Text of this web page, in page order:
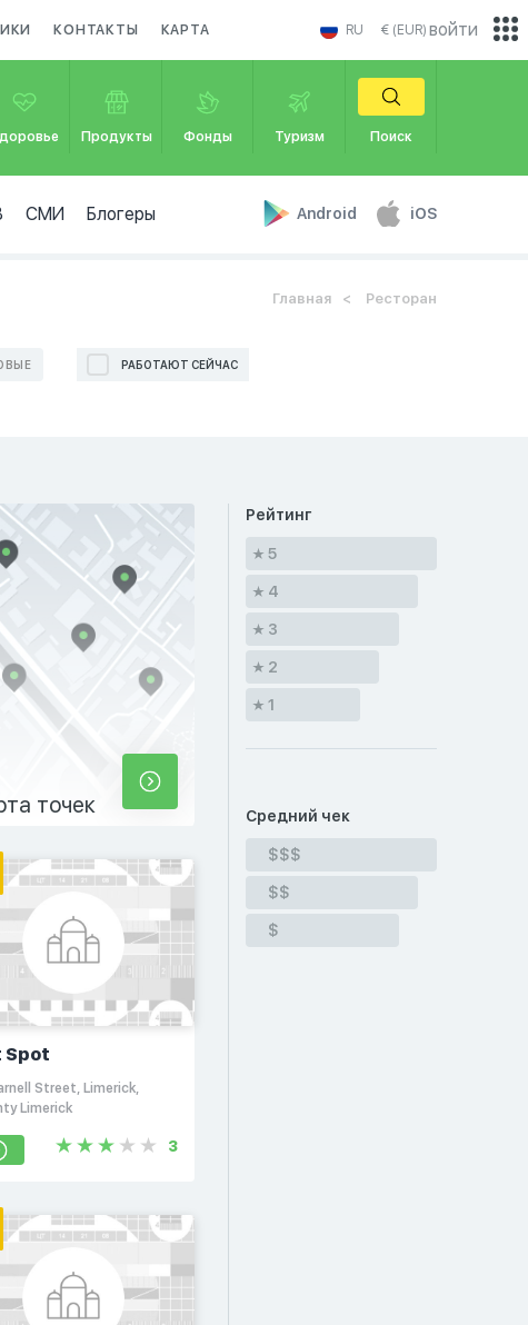
КОНТАКТЫ КАРТА RU € (EUR)
Продукты Фонды Туризм Поиск
СМИ Блогеры Android iOS
войти
Главная Ресторан
РАБОТАЮТ СЕЙЧАС
точек
Spot
Street, Limerick,
Limerick
3
Рейтинг
5
4
3
2
1
Средний чек
$$$
$$
$